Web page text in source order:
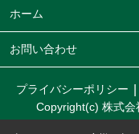
ホーム
お問い合わせ
プライバシーポリシー
Copyright(c) 株式